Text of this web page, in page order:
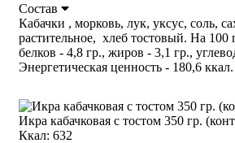
Состав
Кабачки , морковь, лук, уксус, соль,
растительное, хлеб тостовый. На 100
белков - 4,8 гр., жиров - 3,1 гр.,
Энергетическая ценность - 180,6 ккал.
Икра кабачковая с тостом 350 гр.
Ккал: 632